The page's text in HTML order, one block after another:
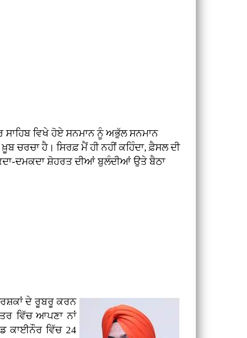
ਵਿਖੇ ਹੋਏ ਸਨਮਾਨ ਨੂੰ ਅਭੁੱਲ ਸਨਮਾਨ
ਹੈ। ਸਿਰਫ਼ ਮੈਂ ਹੀ ਨਹੀਂ ਕਹਿੰਦਾ, ਫ਼ੈਸਲ ਦੀ
ਦਮਕਦਾ ਸ਼ੋਹਰਤ ਦੀਆਂ ਬੁਲੰਦੀਆਂ ਉਤੇ ਬੈਠਾ
ਦੇ ਰੂਬਰੂ ਕਰਨ
ਵਿੱਚ ਆਪਣਾ ਨਾਂ
ਕਾਈਨੌਰ ਵਿੱਚ 24